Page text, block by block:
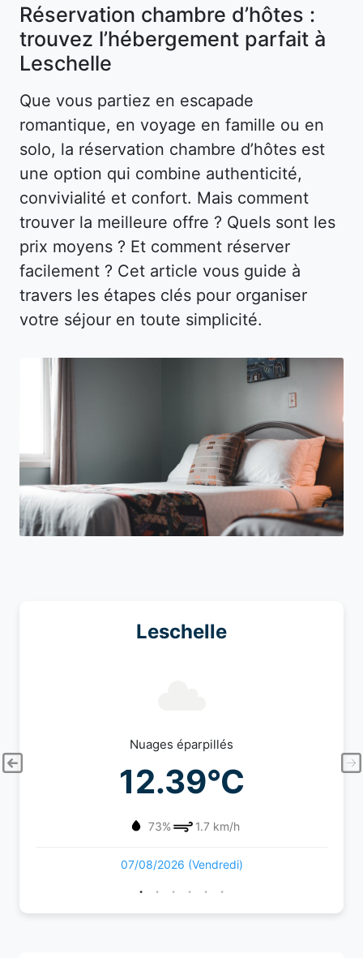
Réservation chambre d’hôtes :
trouvez l’hébergement parfait à
Leschelle
Que vous partiez en escapade
romantique, en voyage en famille ou en
solo, la réservation chambre d’hôtes est
une option qui combine authenticité,
convivialité et confort. Mais comment
trouver la meilleure offre ? Quels sont les
prix moyens ? Et comment réserver
facilement ? Cet article vous guide à
travers les étapes clés pour organiser
votre séjour en toute simplicité.
Leschelle
Nuages éparpillés
12.39°C
73% 1.7 km/h
07/08/2026 (Vendredi)